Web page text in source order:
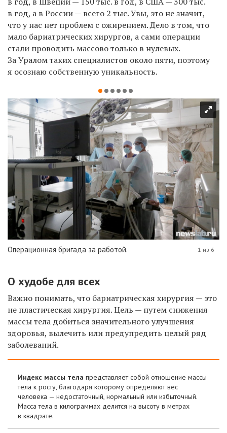
в год, а в России — всего 2 тыс. Увы, это не значит,
что у нас нет проблем с ожирением. Дело в том, что
мало бариатрических хирургов, а сами операции
стали проводить массово только в нулевых.
За Уралом таких специалистов около пяти, поэтому
я осознаю собственную уникальность.
Операционная бригада за работой. 1 из 6
О худобе для всех
Важно понимать, что бариатрическая хирургия — это
не пластическая хирургия. Цель — путем снижения
массы тела добиться значительного улучшения
здоровья, вылечить или предупредить целый ряд
заболеваний.
Индекс массы тела представляет собой отношение массы
тела к росту, благодаря которому определяют вес
человека — недостаточный, нормальный или избыточный.
Масса тела в килограммах делится на высоту в метрах
в квадрате.